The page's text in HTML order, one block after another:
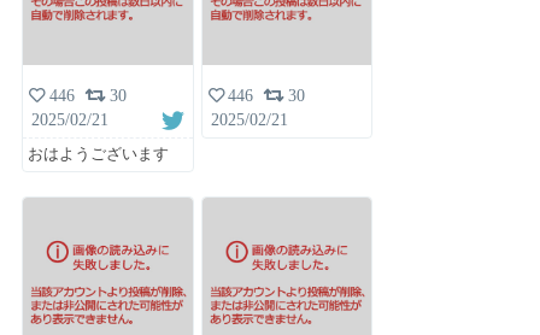
446
30
2025/02/21
おはようございます
446
30
2025/02/21